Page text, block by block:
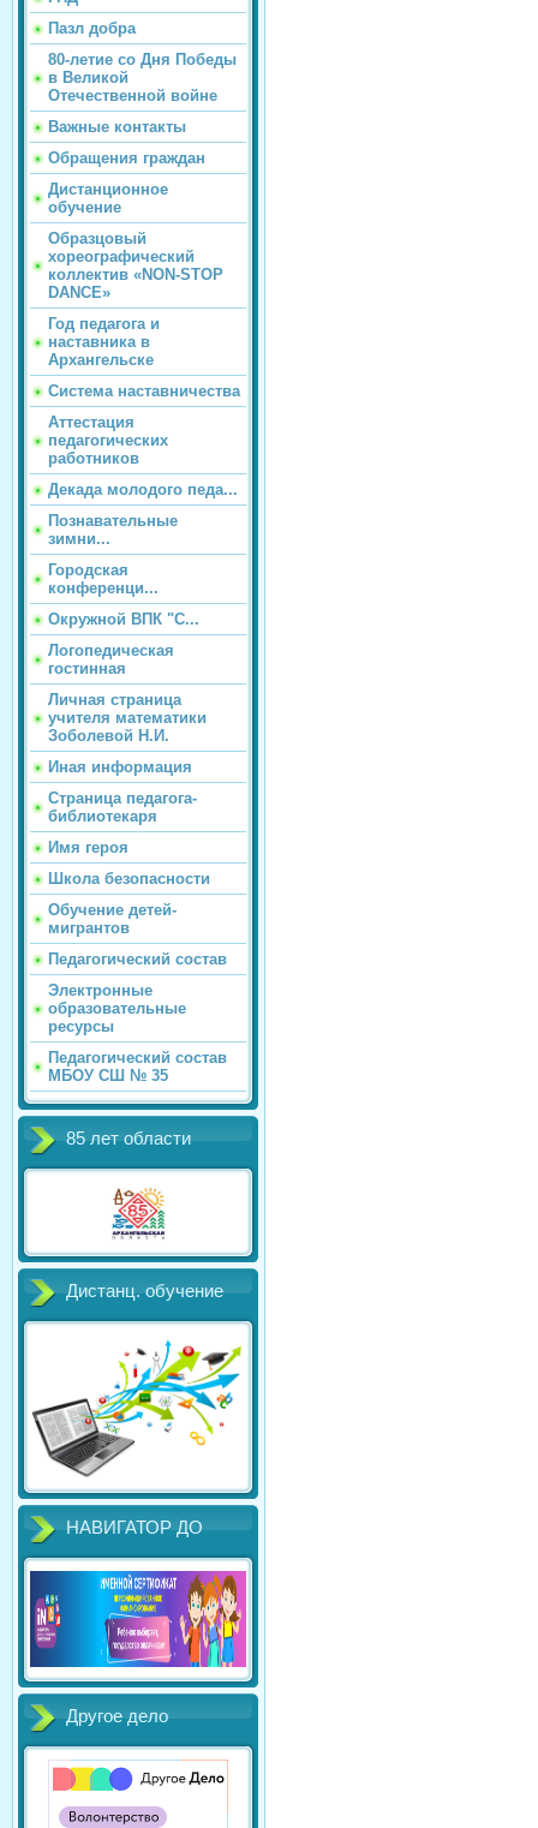
Пазл добра
80-летие со Дня Победы
в Великой
Отечественной войне
Важные контакты
Обращения граждан
Дистанционное
обучение
Образцовый
хореографический
коллектив «NON-STOP
DANCE»
Год педагога и
наставника в
Архангельске
Система наставничества
Аттестация
педагогических
работников
Декада молодого педа...
Познавательные
зимни...
Городская
конференци...
Окружной ВПК "С...
Логопедическая
гостинная
Личная страница
учителя математики
Зоболевой Н.И.
Иная информация
Страница педагога-
библиотекаря
Имя героя
Школа безопасности
Обучение детей-
мигрантов
Педагогический состав
Электронные
образовательные
ресурсы
Педагогический состав
МБОУ СШ № 35
85 лет области
Дистанц. обучение
НАВИГАТОР ДО
Другое дело